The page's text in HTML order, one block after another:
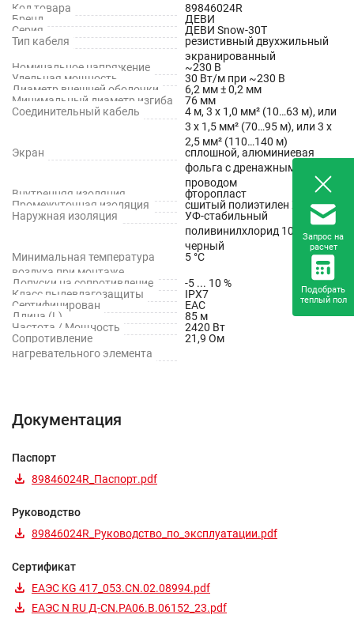
Код товара
89846024R
Бренд
ДЕВИ
Серия
ДЕВИ Snow-30T
Тип кабеля
резистивный двухжильный
экранированный
Номинальное напряжение
~230 В
Удельная мощность
30 Вт/м при ~230 В
Диаметр внешней оболочки
6,2 мм ± 0,2 мм
Минимальный диаметр изгиба
76 мм
Соединительный кабель
4 м, 3 х 1,0 мм² (10…63 м), или
3 х 1,5 мм² (70…95 м), или 3 х
2,5 мм² (110…140 м)
Экран
сплошной, алюминиевая
фольга с дренажным медным
проводом
Внутренняя изоляция
фторопласт
Промежуточная изоляция
сшитый полиэтилен XLPE
Наружная изоляция
УФ-стабильный
поливинилхлорид 105 ° PVC,
черный
Минимальная температура
воздуха при монтаже
5 °С
Допуски на сопротивление
-5 ... 10 %
Класс пылевлагозащиты
IPX7
Сертифицирован
EAC
Длина (L)
85 м
Частота / Мощность
2420 Вт
Сопротивление
нагревательного элемента
21,9 Ом
Документация
Паспорт
89846024R_Паспорт.pdf
Руководство
89846024R_Руководство_по_эксплуатации.pdf
Сертификат
ЕАЭС KG 417_053.CN.02.08994.pdf
ЕАЭС N RU Д-CN.РА06.В.06152_23.pdf
Запрос на
расчет
Подобрать
теплый пол